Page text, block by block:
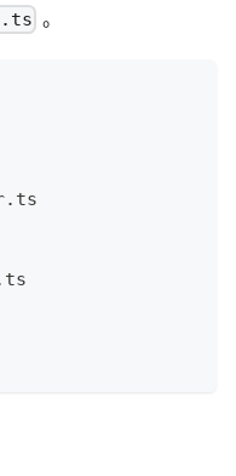
。